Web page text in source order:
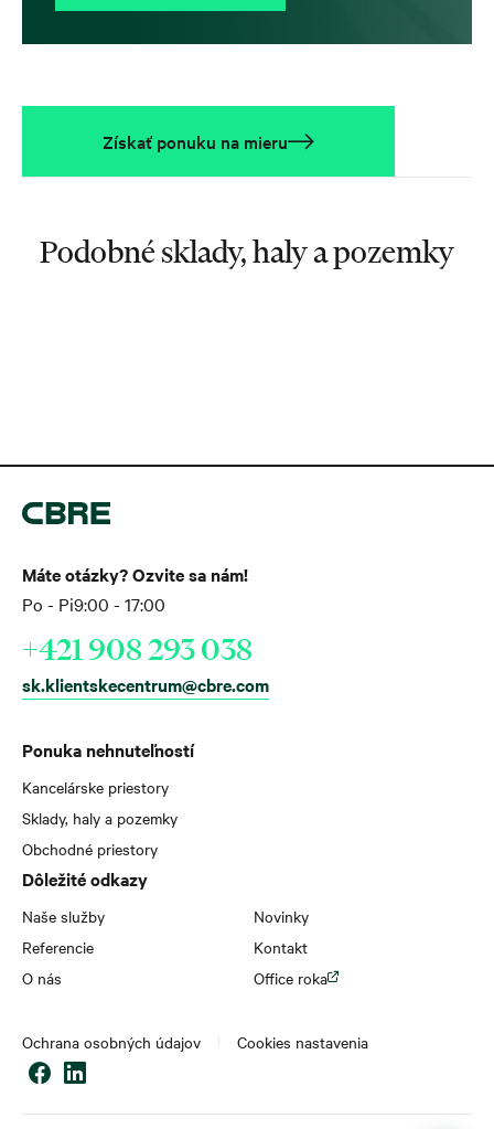
Získať ponuku na mieru
Podobné sklady, haly a pozemky
Ponuka nehnuteľností
Kancelárske priestory
Sklady, haly a pozemky
Obchodné priestory
Dôležité odkazy
Naše služby
Referencie
O nás
Novinky
Kontakt
Office roka
Máte otázky? Ozvite sa nám!
Po - Pi9:00 - 17:00
+421 908 293 038
sk.klientskecentrum@cbre.com
Ochrana osobných údajov Cookies nastavenia